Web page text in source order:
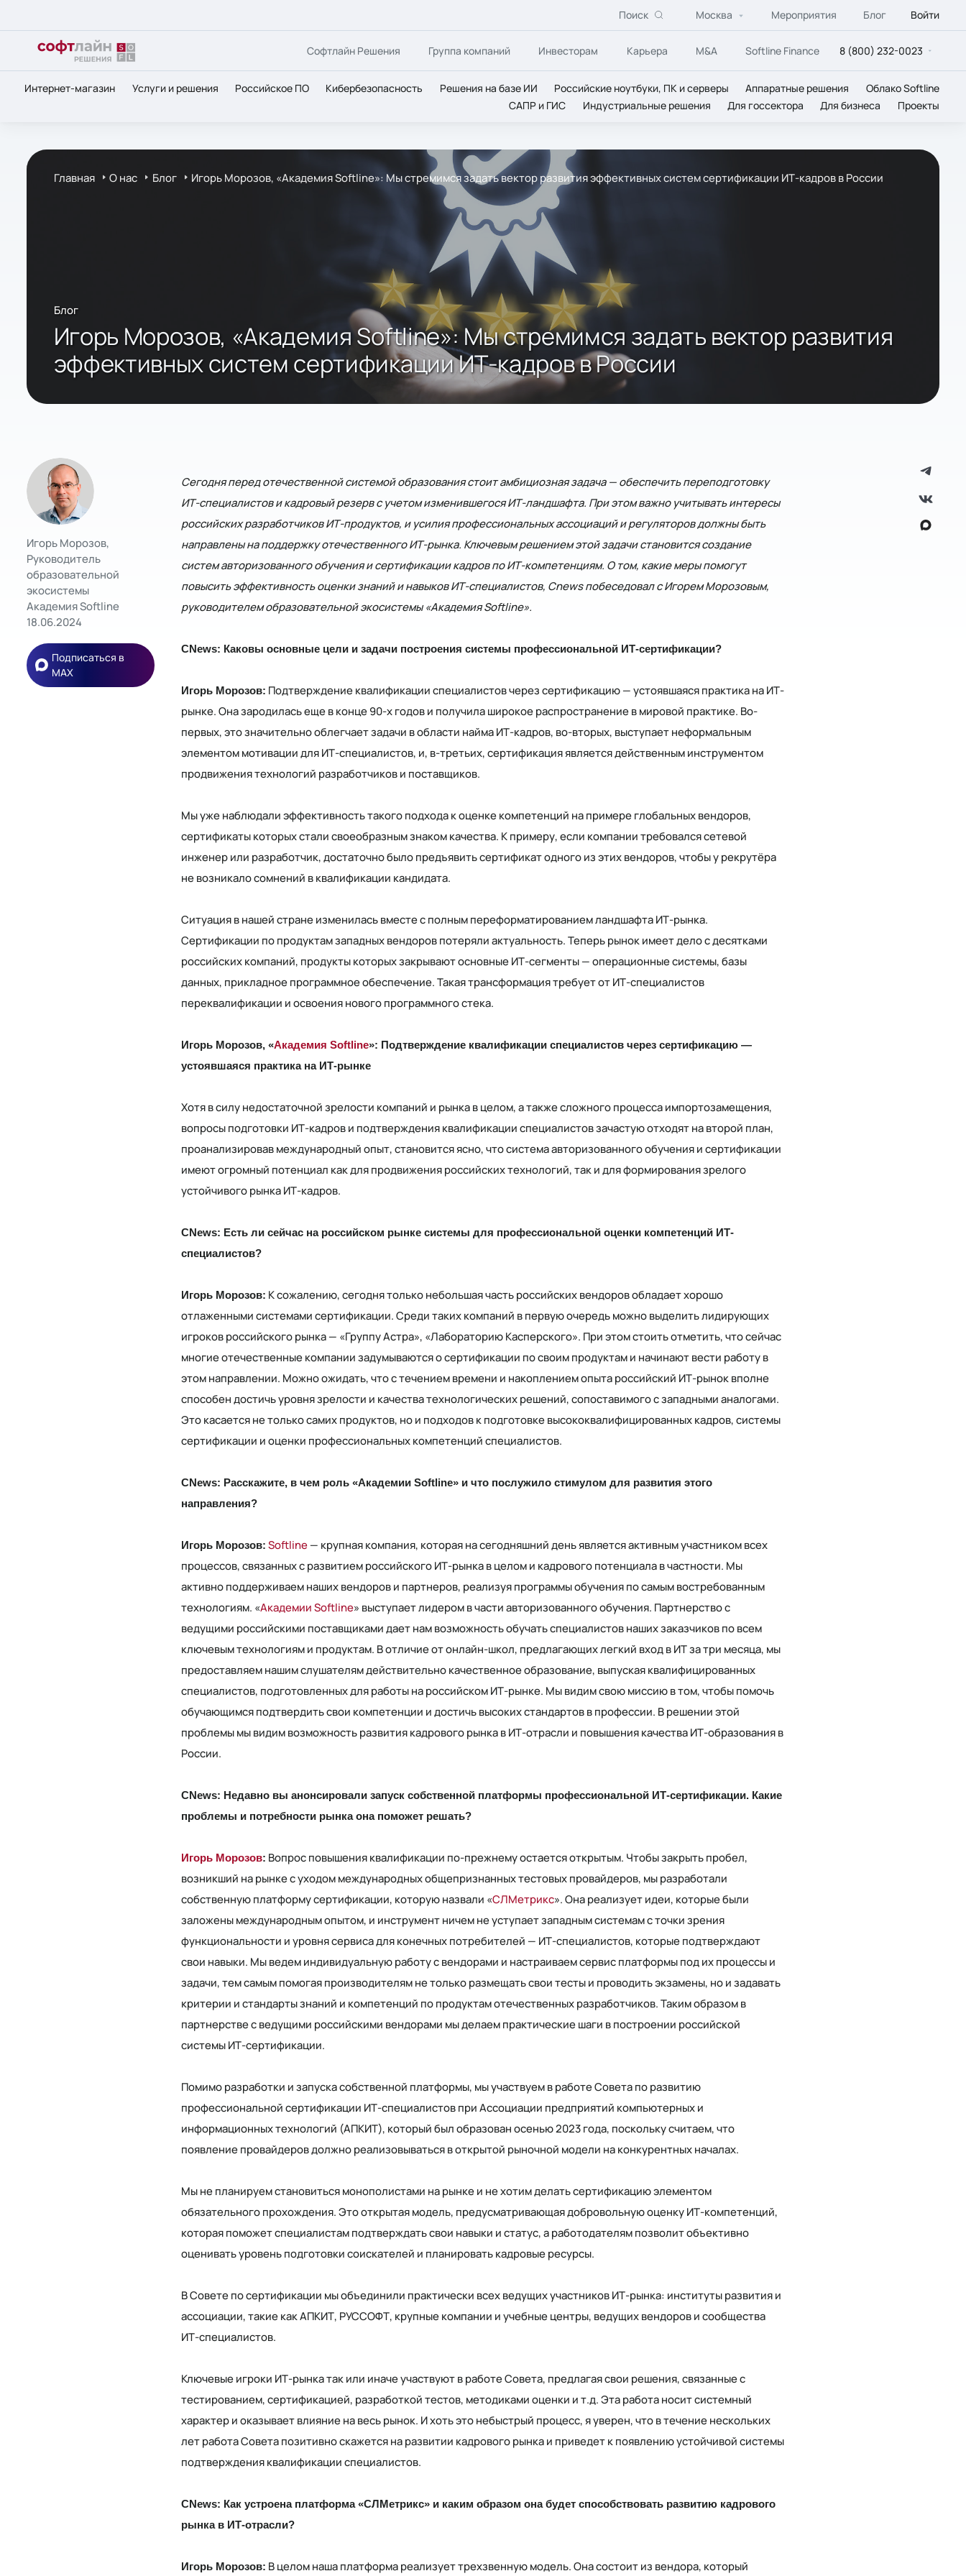
Поиск Москва Мероприятия Блог Войти
Софтлайн Решения Группа компаний Инвесторам Карьера M&A Softline Finance 8 (800) 232-0023
Интернет-магазин Услуги и решения Российское ПО Кибербезопасность Решения на базе ИИ Российские ноутбуки, ПК и серверы Аппаратные решения
Облако Softline
САПР и ГИС
Индустриальные решения Для госсектора Для бизнеса Проекты
Главная О нас Блог Игорь Морозов, «Академия Softline»: Мы стремимся задать вектор развития эффективных систем сертификации ИТ-кадров в России
Блог
Игорь Морозов, «Академия Softline»: Мы стремимся задать вектор развития
эффективных систем сертификации ИТ-кадров в России
Игорь Морозов,
Руководитель
образовательной
экосистемы
Академия Softline
18.06.2024
Подписаться в
MAX
Сегодня перед отечественной системой образования стоит амбициозная задача — обеспечить переподготовку
ИТ-специалистов и кадровый резерв с учетом изменившегося ИТ-ландшафта. При этом важно учитывать интересы
российских разработчиков ИТ-продуктов, и усилия профессиональных ассоциаций и регуляторов должны быть
направлены на поддержку отечественного ИТ-рынка. Ключевым решением этой задачи становится создание
систем авторизованного обучения и сертификации кадров по ИТ-компетенциям. О том, какие меры помогут
повысить эффективность оценки знаний и навыков ИТ-специалистов, Cnews побеседовал с Игорем Морозовым,
руководителем образовательной экосистемы «Академия Softline».
CNews: Каковы основные цели и задачи построения системы профессиональной ИТ-сертификации?
Игорь Морозов: Подтверждение квалификации специалистов через сертификацию — устоявшаяся практика на ИТ-
рынке. Она зародилась еще в конце 90-х годов и получила широкое распространение в мировой практике. Во-
первых, это значительно облегчает задачи в области найма ИТ-кадров, во-вторых, выступает неформальным
элементом мотивации для ИТ-специалистов, и, в-третьих, сертификация является действенным инструментом
продвижения технологий разработчиков и поставщиков.
Мы уже наблюдали эффективность такого подхода к оценке компетенций на примере глобальных вендоров,
сертификаты которых стали своеобразным знаком качества. К примеру, если компании требовался сетевой
инженер или разработчик, достаточно было предъявить сертификат одного из этих вендоров, чтобы у рекрутёра
не возникало сомнений в квалификации кандидата.
Ситуация в нашей стране изменилась вместе с полным переформатированием ландшафта ИТ-рынка.
Сертификации по продуктам западных вендоров потеряли актуальность. Теперь рынок имеет дело с десятками
российских компаний, продукты которых закрывают основные ИТ-сегменты — операционные системы, базы
данных, прикладное программное обеспечение. Такая трансформация требует от ИТ-специалистов
переквалификации и освоения нового программного стека.
Игорь Морозов, «Академия Softline»: Подтверждение квалификации специалистов через сертификацию —
устоявшаяся практика на ИТ-рынке
Хотя в силу недостаточной зрелости компаний и рынка в целом, а также сложного процесса импортозамещения,
вопросы подготовки ИТ-кадров и подтверждения квалификации специалистов зачастую отходят на второй план,
проанализировав международный опыт, становится ясно, что система авторизованного обучения и сертификации
имеют огромный потенциал как для продвижения российских технологий, так и для формирования зрелого
устойчивого рынка ИТ-кадров.
CNews: Есть ли сейчас на российском рынке системы для профессиональной оценки компетенций ИТ-
специалистов?
Игорь Морозов: К сожалению, сегодня только небольшая часть российских вендоров обладает хорошо
отлаженными системами сертификации. Среди таких компаний в первую очередь можно выделить лидирующих
игроков российского рынка — «Группу Астра», «Лабораторию Касперского». При этом стоить отметить, что сейчас
многие отечественные компании задумываются о сертификации по своим продуктам и начинают вести работу в
этом направлении. Можно ожидать, что с течением времени и накоплением опыта российский ИТ-рынок вполне
способен достичь уровня зрелости и качества технологических решений, сопоставимого с западными аналогами.
Это касается не только самих продуктов, но и подходов к подготовке высококвалифицированных кадров, системы
сертификации и оценки профессиональных компетенций специалистов.
CNews: Расскажите, в чем роль «Академии Softline» и что послужило стимулом для развития этого
направления?
Игорь Морозов: Softline— крупная компания, которая на сегодняшний день является активным участником всех
процессов, связанных с развитием российского ИТ-рынка в целом и кадрового потенциала в частности. Мы
активно поддерживаем наших вендоров и партнеров, реализуя программы обучения по самым востребованным
технологиям. «Академии Softline» выступает лидером в части авторизованного обучения. Партнерство с
ведущими российскими поставщиками дает нам возможность обучать специалистов наших заказчиков по всем
ключевым технологиям и продуктам. В отличие от онлайн-школ, предлагающих легкий вход в ИТ за три месяца, мы
предоставляем нашим слушателям действительно качественное образование, выпуская квалифицированных
специалистов, подготовленных для работы на российском ИТ-рынке. Мы видим свою миссию в том, чтобы помочь
обучающимся подтвердить свои компетенции и достичь высоких стандартов в профессии. В решении этой
проблемы мы видим возможность развития кадрового рынка в ИТ-отрасли и повышения качества ИТ-образования в
России.
CNews: Недавно вы анонсировали запуск собственной платформы профессиональной ИТ-сертификации. Какие
проблемы и потребности рынка она поможет решать?
Игорь Морозов: Вопрос повышения квалификации по-прежнему остается открытым. Чтобы закрыть пробел,
возникший на рынке с уходом международных общепризнанных тестовых провайдеров, мы разработали
собственную платформу сертификации, которую назвали «СЛМетрикс». Она реализует идеи, которые были
заложены международным опытом, и инструмент ничем не уступает западным системам с точки зрения
функциональности и уровня сервиса для конечных потребителей — ИТ-специалистов, которые подтверждают
свои навыки. Мы ведем индивидуальную работу с вендорами и настраиваем сервис платформы под их процессы и
задачи, тем самым помогая производителям не только размещать свои тесты и проводить экзамены, но и задавать
критерии и стандарты знаний и компетенций по продуктам отечественных разработчиков. Таким образом в
партнерстве с ведущими российскими вендорами мы делаем практические шаги в построении российской
системы ИТ-сертификации.
Помимо разработки и запуска собственной платформы, мы участвуем в работе Совета по развитию
профессиональной сертификации ИТ-специалистов при Ассоциации предприятий компьютерных и
информационных технологий (АПКИТ), который был образован осенью 2023 года, поскольку считаем, что
появление провайдеров должно реализовываться в открытой рыночной модели на конкурентных началах.
Мы не планируем становиться монополистами на рынке и не хотим делать сертификацию элементом
обязательного прохождения. Это открытая модель, предусматривающая добровольную оценку ИТ-компетенций,
которая поможет специалистам подтверждать свои навыки и статус, а работодателям позволит объективно
оценивать уровень подготовки соискателей и планировать кадровые ресурсы.
В Совете по сертификации мы объединили практически всех ведущих участников ИТ-рынка: институты развития и
ассоциации, такие как АПКИТ, РУССОФТ, крупные компании и учебные центры, ведущих вендоров и сообщества
ИТ-специалистов.
Ключевые игроки ИТ-рынка так или иначе участвуют в работе Совета, предлагая свои решения, связанные с
тестированием, сертификацией, разработкой тестов, методиками оценки и т.д. Эта работа носит системный
характер и оказывает влияние на весь рынок. И хоть это небыстрый процесс, я уверен, что в течение нескольких
лет работа Совета позитивно скажется на развитии кадрового рынка и приведет к появлению устойчивой системы
подтверждения квалификации специалистов.
CNews: Как устроена платформа «СЛМетрикс» и каким образом она будет способствовать развитию кадрового
рынка в ИТ-отрасли?
Игорь Морозов: В целом наша платформа реализует трехзвенную модель. Она состоит из вендора, который